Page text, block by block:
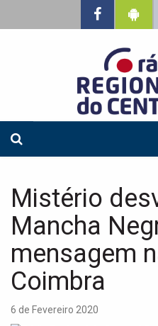
Mistério
Mancha
mensagem
Coimbra
6 de Fevereiro 2020